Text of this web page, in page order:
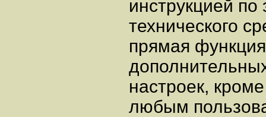
инструкцией
технического
прямая
настроек,
любым